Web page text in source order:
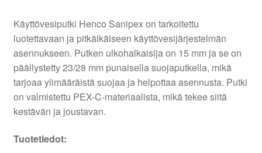
Käyttövesiputki Henco Sanipex on tarkoitettu
luotettavaan ja pitkäikäiseen käyttövesijärjestelmän
asennukseen. Putken ulkohalkaisija on 15 mm ja se on
päällystetty 23/28 mm punaisella suojaputkella, mikä
tarjoaa ylimääräistä suojaa ja helpottaa asennusta. Putki
on valmistettu PEX-C-materiaalista, mikä tekee siitä
kestävän ja joustavan.
Tuotetiedot: